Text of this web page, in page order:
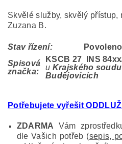
Skvělé služby, skvělý
Zuzana B.
Stav řízení:
Spisová
značka:
KSCB 27 INS 84
u Krajského
Budějovicích
Potřebujete vyřešit
ZDARMA Vám
dle Vašich potřeb (sepis,